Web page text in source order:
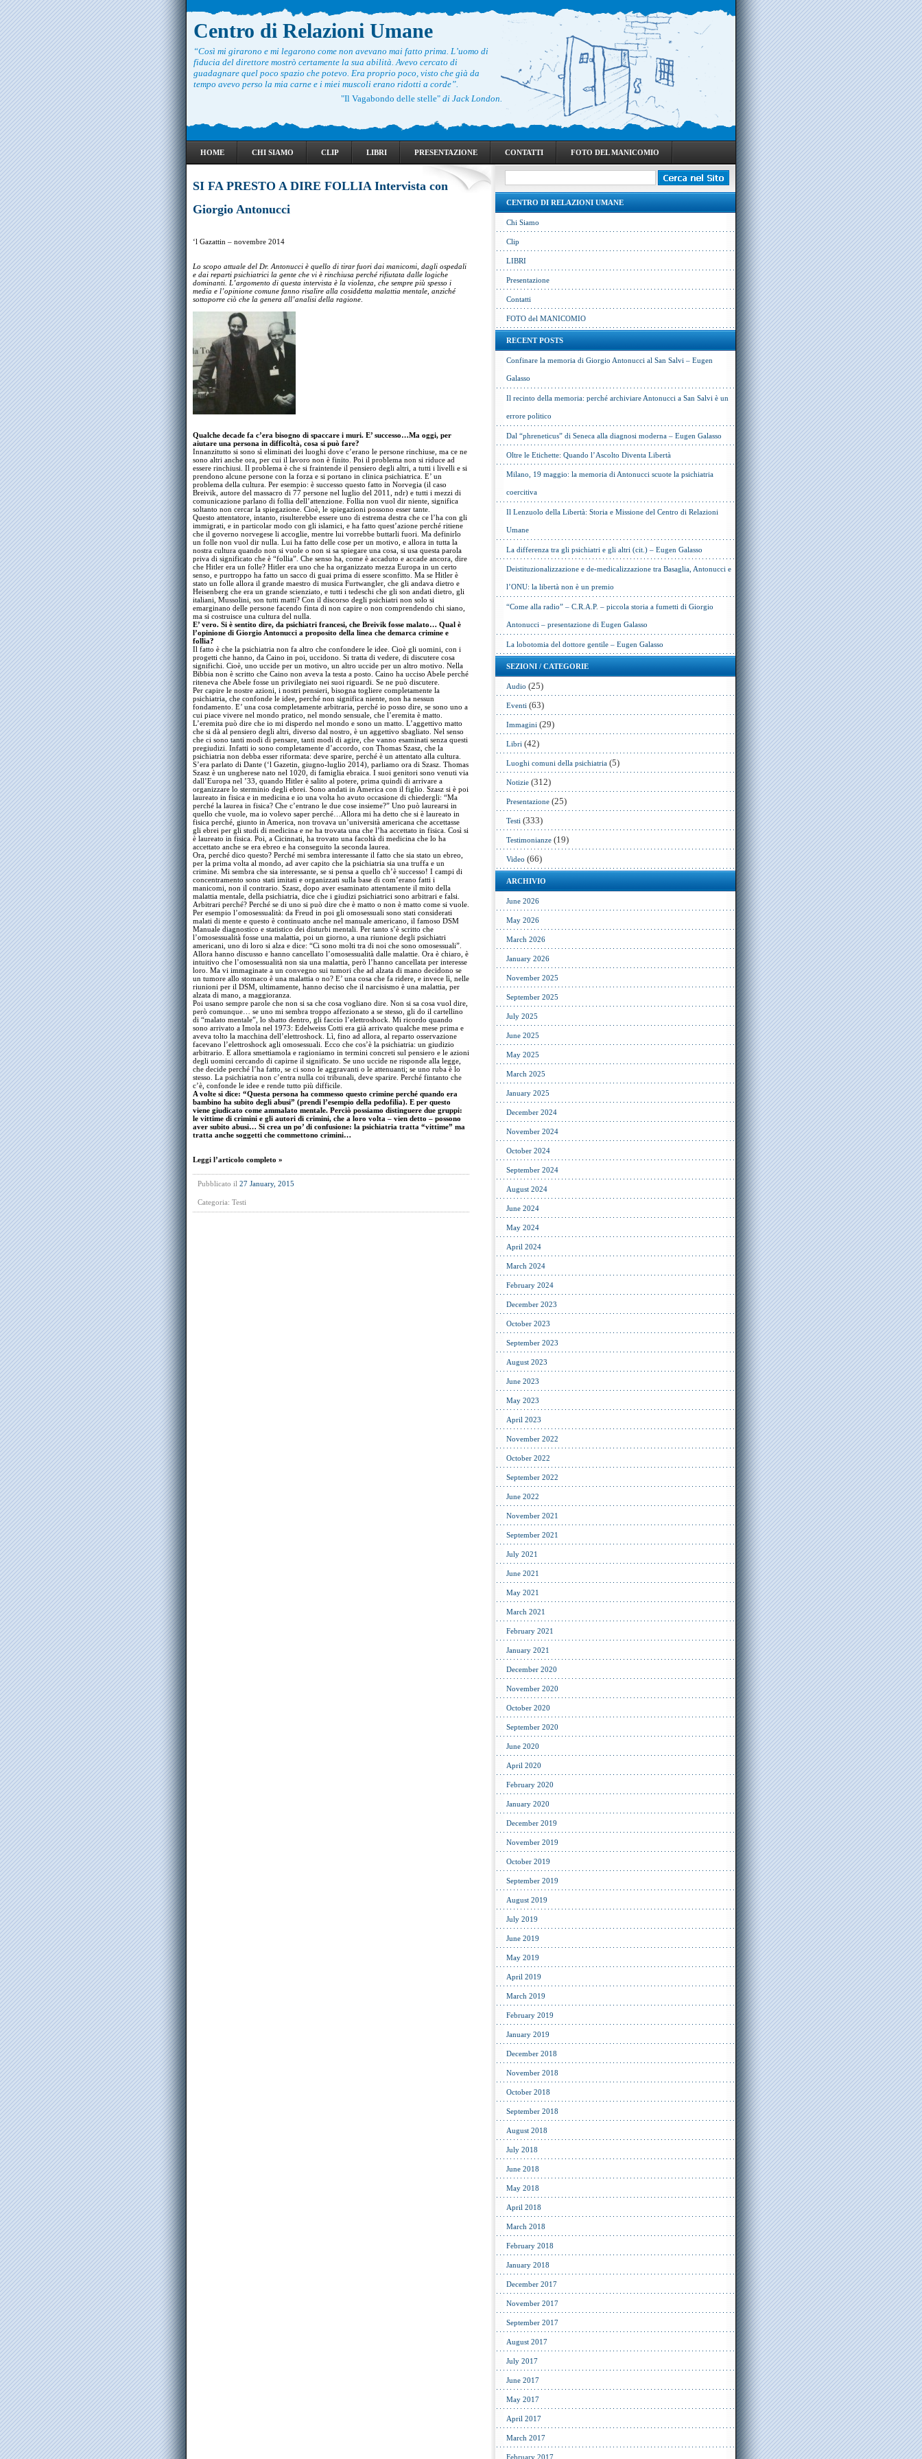
Centro di Relazioni Umane
“Così mi girarono e mi legarono come non avevano mai fatto prima. L’uomo di
fiducia del direttore mostrò certamente la sua abilità. Avevo cercato di
guadagnare quel poco spazio che potevo. Era proprio poco, visto che già da
tempo avevo perso la mia carne e i miei muscoli erano ridotti a corde”.
"Il Vagabondo delle stelle" di Jack London.
HOME CHI SIAMO CLIP LIBRI PRESENTAZIONE CONTATTI FOTO DEL MANICOMIO
SI FA PRESTO A DIRE FOLLIA Intervista con
Giorgio Antonucci
‘l Gazattin – novembre 2014
Lo scopo attuale del Dr. Antonucci è quello di tirar fuori dai manicomi, dagli ospedali
e dai reparti psichiatrici la gente che vi è rinchiusa perché rifiutata dalle logiche
dominanti. L’argomento di questa intervista è la violenza, che sempre più spesso i
media e l’opinione comune fanno risalire alla cosiddetta malattia mentale, anziché
sottoporre ciò che la genera all’analisi della ragione
Qualche decade fa c’era bisogno di spaccare i muri. E’ successo…Ma oggi, per
aiutare una persona in difficoltà, cosa si può fare?
Innanzitutto si sono sì eliminati dei luoghi dove c’erano le persone rinchiuse, ma ce ne
sono altri anche ora, per cui il lavoro non è finito. Poi il problema non si riduce ad
essere rinchiusi. Il problema è che si fraintende il pensiero degli altri, a tutti i livelli e si
prendono alcune persone con la forza e si portano in clinica psichiatrica. E’ un
problema della cultura. Per esempio: è successo questo fatto in Norvegia (il caso
Breivik, autore del massacro di 77 persone nel luglio del 2011, ndr) e tutti i mezzi di
comunicazione parlano di follia dell’attenzione. Follia non vuol dir niente, significa
soltanto non cercar la spiegazione. Cioè, le spiegazioni possono esser tante.
Questo attentatore, intanto, risulterebbe essere uno di estrema destra che ce l’ha con gli
immigrati, e in particolar modo con gli islamici, e ha fatto quest’azione perché ritiene
che il governo norvegese li accoglie, mentre lui vorrebbe buttarli fuori. Ma definirlo
un folle non vuol dir nulla. Lui ha fatto delle cose per un motivo, e allora in tutta la
nostra cultura quando non si vuole o non si sa spiegare una cosa, si usa questa parola
priva di significato che è “follia”. Che senso ha, come è accaduto e accade ancora, dire
che Hitler era un folle? Hitler era uno che ha organizzato mezza Europa in un certo
senso, e purtroppo ha fatto un sacco di guai prima di essere sconfitto. Ma se Hitler è
stato un folle allora il grande maestro di musica Furtwangler, che gli andava dietro e
Heisenberg che era un grande scienziato, e tutti i tedeschi che gli son andati dietro, gli
italiani, Mussolini, son tutti matti? Con il discorso degli psichiatri non solo si
emarginano delle persone facendo finta di non capire o non comprendendo chi siano,
ma si costruisce una cultura del nulla.
E’ vero. Si è sentito dire, da psichiatri francesi, che Breivik fosse malato… Qual è
l’opinione di Giorgio Antonucci a proposito della linea che demarca crimine e
follia?
Il fatto è che la psichiatria non fa altro che confondere le idee. Cioè gli uomini, con i
progetti che hanno, da Caino in poi, uccidono. Si tratta di vedere, di discutere cosa
significhi. Cioè, uno uccide per un motivo, un altro uccide per un altro motivo. Nella
Bibbia non è scritto che Caino non aveva la testa a posto. Caino ha ucciso Abele perché
riteneva che Abele fosse un privilegiato nei suoi riguardi. Se ne può discutere.
Per capire le nostre azioni, i nostri pensieri, bisogna togliere completamente la
psichiatria, che confonde le idee, perché non significa niente, non ha nessun
fondamento. E’ una cosa completamente arbitraria, perché io posso dire, se sono uno a
cui piace vivere nel mondo pratico, nel mondo sensuale, che l’eremita è matto.
L’eremita può dire che io mi disperdo nel mondo e sono un matto. L’aggettivo matto
che si dà al pensiero degli altri, diverso dal nostro, è un aggettivo sbagliato. Nel senso
che ci sono tanti modi di pensare, tanti modi di agire, che vanno esaminati senza questi
pregiudizi. Infatti io sono completamente d’accordo, con Thomas Szasz, che la
psichiatria non debba esser riformata: deve sparire, perché è un attentato alla cultura.
S’era parlato di Dante (‘l Gazetin, giugno-luglio 2014), parliamo ora di Szasz. Thomas
Szasz è un ungherese nato nel 1020, di famiglia ebraica. I suoi genitori sono venuti via
dall’Europa nel ’33, quando Hitler è salito al potere, prima quindi di arrivare a
organizzare lo sterminio degli ebrei. Sono andati in America con il figlio. Szasz si è poi
laureato in fisica e in medicina e io una volta ho avuto occasione di chiedergli: “Ma
perché la laurea in fisica? Che c’entrano le due cose insieme?” Uno può laurearsi in
quello che vuole, ma io volevo saper perché…Allora mi ha detto che si è laureato in
fisica perché, giunto in America, non trovava un’università americana che accettasse
gli ebrei per gli studi di medicina e ne ha trovata una che l’ha accettato in fisica. Così si
è laureato in fisica. Poi, a Cicinnati, ha trovato una facoltà di medicina che lo ha
accettato anche se era ebreo e ha conseguito la seconda laurea.
Ora, perché dico questo? Perché mi sembra interessante il fatto che sia stato un ebreo,
per la prima volta al mondo, ad aver capito che la psichiatria sia una truffa e un
crimine. Mi sembra che sia interessante, se si pensa a quello ch’è successo! I campi di
concentramento sono stati imitati e organizzati sulla base di com’erano fatti i
manicomi, non il contrario. Szasz, dopo aver esaminato attentamente il mito della
malattia mentale, della psichiatria, dice che i giudizi psichiatrici sono arbitrari e falsi.
Arbitrari perché? Perché se di uno si può dire che è matto o non è matto come si vuole.
Per esempio l’omosessualità: da Freud in poi gli omosessuali sono stati considerati
malati di mente e questo è continuato anche nel manuale americano, il famoso DSM
Manuale diagnostico e statistico dei disturbi mentali. Per tanto s’è scritto che
l’omosessualità fosse una malattia, poi un giorno, a una riunione degli psichiatri
americani, uno di loro si alza e dice: “Ci sono molti tra di noi che sono omosessuali”.
Allora hanno discusso e hanno cancellato l’omosessualità dalle malattie. Ora è chiaro, è
intuitivo che l’omosessualità non sia una malattia, però l’hanno cancellata per interesse
loro. Ma vi immaginate a un convegno sui tumori che ad alzata di mano decidono se
un tumore allo stomaco è una malattia o no? E’ una cosa che fa ridere, e invece lì, nelle
riunioni per il DSM, ultimamente, hanno deciso che il narcisismo è una malattia, per
alzata di mano, a maggioranza.
Poi usano sempre parole che non si sa che cosa vogliano dire. Non si sa cosa vuol dire,
però comunque… se uno mi sembra troppo affezionato a se stesso, gli do il cartellino
di “malato mentale”, lo sbatto dentro, gli faccio l’elettroshock. Mi ricordo quando
sono arrivato a Imola nel 1973: Edelweiss Cotti era già arrivato qualche mese prima e
aveva tolto la macchina dell’elettroshock. Lì, fino ad allora, al reparto osservazione
facevano l’elettroshock agli omosessuali. Ecco che cos’è la psichiatria: un giudizio
arbitrario. E allora smettiamola e ragioniamo in termini concreti sul pensiero e le azioni
degli uomini cercando di capirne il significato. Se uno uccide ne risponde alla legge,
che decide perché l’ha fatto, se ci sono le aggravanti o le attenuanti; se uno ruba è lo
stesso. La psichiatria non c’entra nulla coi tribunali, deve sparire. Perché fintanto che
c’è, confonde le idee e rende tutto più difficile.
A volte si dice: “Questa persona ha commesso questo crimine perché quando era
bambino ha subito degli abusi” (prendi l’esempio della pedofilia). E per questo
viene giudicato come ammalato mentale. Perciò possiamo distinguere due gruppi:
le vittime di crimini e gli autori di crimini, che a loro volta – vien detto – possono
aver subito abusi… Si crea un po’ di confusione: la psichiatria tratta “vittime” ma
tratta anche soggetti che commettono crimini…
Leggi l’articolo completo »
Pubblicato il 27 January, 2015
Categoria: Testi
CENTRO DI RELAZIONI UMANE
Chi Siamo
Clip
LIBRI
Presentazione
Contatti
FOTO del MANICOMIO
RECENT POSTS
Confinare la memoria di Giorgio Antonucci al San Salvi – Eugen
Galasso
Il recinto della memoria: perché archiviare Antonucci a San Salvi è un
errore politico
Dal “phreneticus” di Seneca alla diagnosi moderna – Eugen Galasso
Oltre le Etichette: Quando l’Ascolto Diventa Libertà
Milano, 19 maggio: la memoria di Antonucci scuote la psichiatria
coercitiva
Il Lenzuolo della Libertà: Storia e Missione del Centro di Relazioni
Umane
La differenza tra gli psichiatri e gli altri (cit.) – Eugen Galasso
Deistituzionalizzazione e de-medicalizzazione tra Basaglia, Antonucci e
l’ONU: la libertà non è un premio
“Come alla radio” – C.R.A.P. – piccola storia a fumetti di Giorgio
Antonucci – presentazione di Eugen Galasso
La lobotomia del dottore gentile – Eugen Galasso
SEZIONI / CATEGORIE
Audio (25)
Eventi (63)
Immagini (29)
Libri (42)
Luoghi comuni della psichiatria (5)
Notizie (312)
Presentazione (25)
Testi (333)
Testimonianze (19)
Video (66)
ARCHIVIO
June 2026
May 2026
March 2026
January 2026
November 2025
September 2025
July 2025
June 2025
May 2025
March 2025
January 2025
December 2024
November 2024
October 2024
September 2024
August 2024
June 2024
May 2024
April 2024
March 2024
February 2024
December 2023
October 2023
September 2023
August 2023
June 2023
May 2023
April 2023
November 2022
October 2022
September 2022
June 2022
November 2021
September 2021
July 2021
June 2021
May 2021
March 2021
February 2021
January 2021
December 2020
November 2020
October 2020
September 2020
June 2020
April 2020
February 2020
January 2020
December 2019
November 2019
October 2019
September 2019
August 2019
July 2019
June 2019
May 2019
April 2019
March 2019
February 2019
January 2019
December 2018
November 2018
October 2018
September 2018
August 2018
July 2018
June 2018
May 2018
April 2018
March 2018
February 2018
January 2018
December 2017
November 2017
September 2017
August 2017
July 2017
June 2017
May 2017
April 2017
March 2017
February 2017